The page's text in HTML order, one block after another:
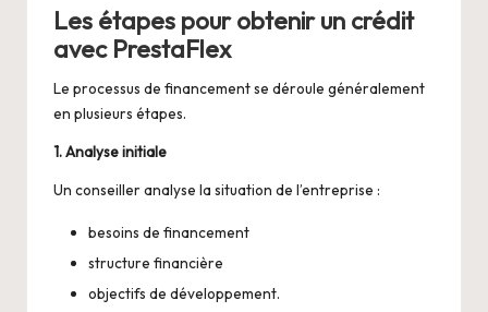
Les étapes pour obtenir un crédit
avec PrestaFlex
Le processus de financement se déroule généralement
en plusieurs étapes.
1. Analyse initiale
Un conseiller analyse la situation de l’entreprise :
besoins de financement
structure financière
objectifs de développement.